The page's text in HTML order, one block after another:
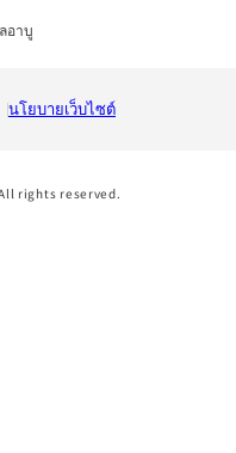
อาบู
นโยบายเว็บไซต์
All rights reserved.